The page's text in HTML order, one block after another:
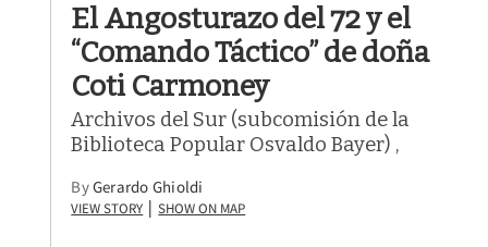
El Angosturazo del 72 y el
“Comando Táctico” de doña
Coti Carmoney
Archivos del Sur (subcomisión de la
Biblioteca Popular Osvaldo Bayer) ,
ByGerardo Ghioldi
View Story | Show on Map